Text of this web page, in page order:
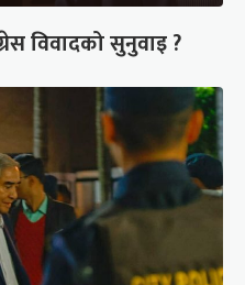
विवादको सुनुवाइ ?